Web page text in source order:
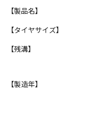
【製品名】
【タイヤサイズ】
【残溝】
【製造年】